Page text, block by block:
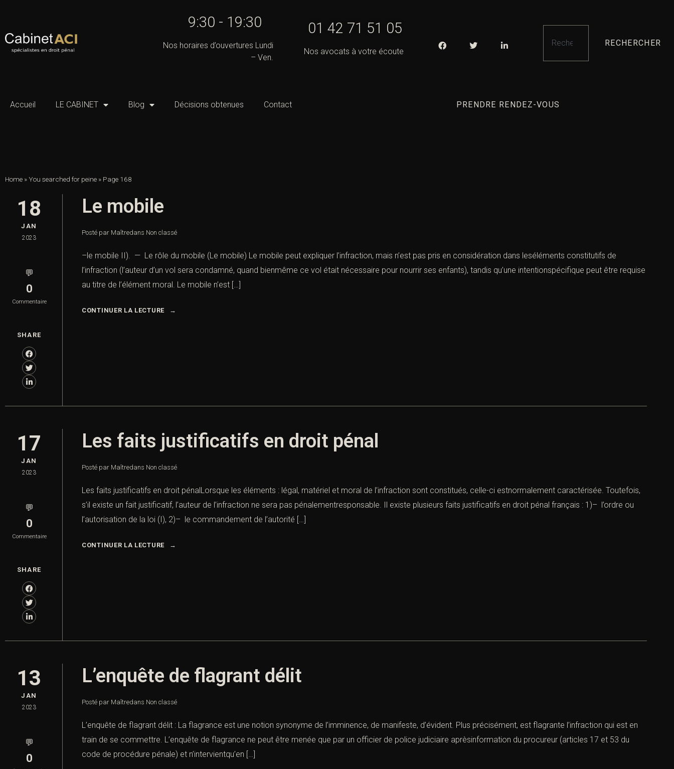
9:30 - 19:30
Nos horaires d’ouvertures Lundi
– Ven.
01 42 71 51
05
RECHERCHER
Accueil LE CABINET Blog Décisions obtenues Contact PRENDRE RENDEZ-VOUS
Home » You searched for peine » Page 168
18
JAN
2023
💬
0
Commentaire
SHARE
Le mobile
Posté par Maîtredans Non classé
–le mobile II). — Le rôle du mobile (Le mobile) Le mobile peut expliquer l’infraction, mais n’est pas pris en considération dans leséléments constitutifs de
l’infraction (l’auteur d’un vol sera condamné, quand bienmême ce vol était nécessaire pour nourrir ses enfants), tandis qu’une intentionspécifique peut être requise
au titre de l’élément moral. Le mobile n’est […]
CONTINUER LA LECTURE
17
JAN
2023
💬
0
Commentaire
SHARE
Les faits justificatifs en droit pénal
Posté par Maîtredans Non classé
Les faits justificatifs en droit pénalLorsque les éléments : légal, matériel et moral de l’infraction sont constitués, celle-ci estnormalement caractérisée. Toutefois,
s’il existe un fait justificatif, l’auteur de l’infraction ne sera pas pénalementresponsable. Il existe plusieurs faits justificatifs en droit pénal français : 1)– l’ordre ou
l’autorisation de la loi (I), 2)– le commandement de l’autorité […]
CONTINUER LA LECTURE
13
JAN
2023
💬
0
L’enquête de flagrant délit
Posté par Maîtredans Non classé
L’enquête de flagrant délit : La flagrance est une notion synonyme de l’imminence, de manifeste, d’évident. Plus précisément, est flagrante l’infraction qui est en
train de se commettre. L’enquête de flagrance ne peut être menée que par un officier de police judiciaire aprèsinformation du procureur (articles 17 et 53 du
code de procédure pénale) et n’intervientqu’en […]